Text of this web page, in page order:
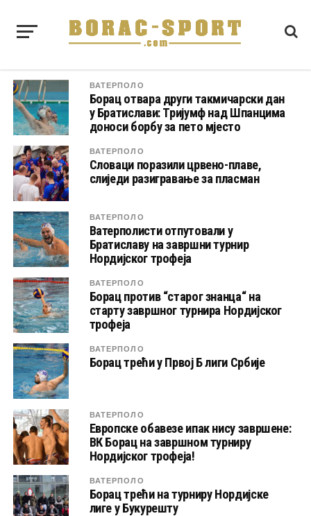
ВАТЕРПОЛО
Борац отвара други такмичарски дан
у Братислави: Тријумф над Шпанцима
доноси борбу за пето мјесто
ВАТЕРПОЛО
Словаци поразили црвено-плаве,
слиједи разигравање за пласман
ВАТЕРПОЛО
Ватерполисти отпутовали у
Братиславу на завршни турнир
Нордијског трофеја
ВАТЕРПОЛО
Борац против “старог знанца“ на
старту завршног турнира Нордијског
трофеја
ВАТЕРПОЛО
Борац трећи у Првој Б лиги Србије
ВАТЕРПОЛО
Европске обавезе ипак нису завршене:
ВК Борац на завршном турниру
Нордијског трофеја!
ВАТЕРПОЛО
Борац трећи на турниру Нордијске
лиге у Букурешту